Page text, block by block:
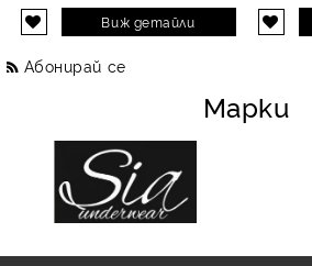
Виж детайли
Абонирай се
Марки